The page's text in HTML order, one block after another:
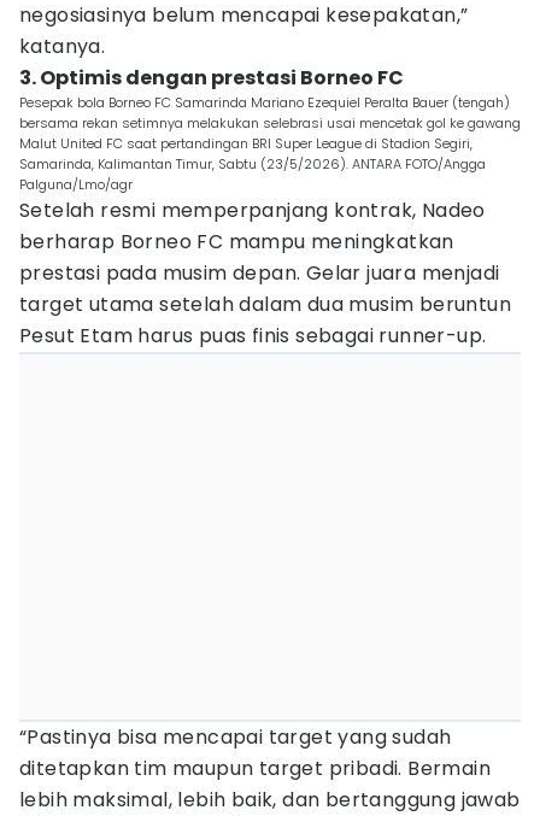
negosiasinya belum mencapai kesepakatan,”
katanya.
3. Optimis dengan prestasi Borneo FC
Pesepak bola Borneo FC Samarinda Mariano Ezequiel Peralta Bauer (tengah)
bersama rekan setimnya melakukan selebrasi usai mencetak gol ke gawang
Malut United FC saat pertandingan BRI Super League di Stadion Segiri,
Samarinda, Kalimantan Timur, Sabtu (23/5/2026). ANTARA FOTO/Angga
Palguna/Lmo/agr
Setelah resmi memperpanjang kontrak, Nadeo
berharap Borneo FC mampu meningkatkan
prestasi pada musim depan. Gelar juara menjadi
target utama setelah dalam dua musim beruntun
Pesut Etam harus puas finis sebagai runner-up.
“Pastinya bisa mencapai target yang sudah
ditetapkan tim maupun target pribadi. Bermain
lebih maksimal, lebih baik, dan bertanggung jawab